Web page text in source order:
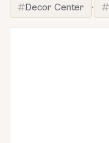
Decor Center ·